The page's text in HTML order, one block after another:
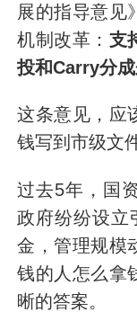
展的指导意见
机制改革： 支
投和Carry分成
这条意见，应
钱写到市级文
过去5年，国
政府纷纷设立
金，管理规模
钱的人怎么拿
晰的答案。